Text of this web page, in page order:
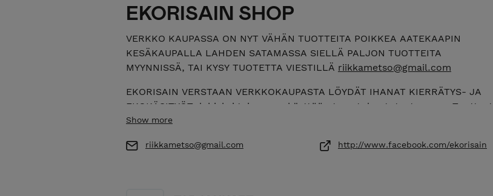
EKORISAIN SHOP
VERKKO KAUPASSA ON NYT VÄHÄN TUOTTEITA POIKKEA AATEKAAPIN
KESÄKAUPALLA LAHDEN SATAMASSA SIELLÄ PALJON TUOTTEITA
MYYNNISSÄ, TAI KYSY TUOTETTA VIESTILLÄ riikkametso@gmail.com
EKORISAIN VERSTAAN VERKKOKAUPASTA LÖYDÄT IHANAT KIERRÄTYS- JA
EKOKÄSITYÖT, lahjaksi tai omaan käyttöön tervetuloa tutustumaan. Tuotteet
valmistetaan Lahdessa kotiverstaalla ja työhuoneella. Tuotteet valmistetaan
vanhoihin astioihin, sekä puuhun ja moneen muuhun kierrätysmateriaaliin.
luontoon ja ekologisuuteen, niissä hyödynnetään monenlaisia
Show more
riikkametso@gmail.com http://www.facebook.com/ekorisain